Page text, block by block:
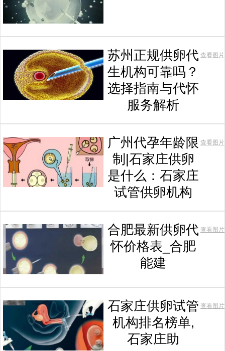
苏州正规供卵代
生机构可靠吗？
选择指南与代怀
服务解析
查看图片
广州代孕年龄限
制|石家庄供卵
是什么：石家庄
试管供卵机构
查看图片
合肥最新供卵代
怀价格表_合肥
能建
查看图片
石家庄供卵试管
机构排名榜单,
石家庄助
查看图片